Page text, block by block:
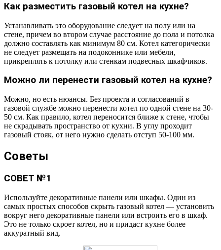
Как разместить газовый котел на кухне?
Устанавливать это оборудование следует на полу или на
стене, причем во втором случае расстояние до пола и потолка
должно составлять как минимум 80 см. Котел категорически
не следует размещать на подоконнике или мебели,
прикреплять к потолку или стенкам подвесных шкафчиков.
Можно ли перенести газовый котел на кухне?
Можно, но есть нюансы. Без проекта и согласований в
газовой службе можно перенести котел по одной стене на 30-
50 см. Как правило, котел переносится ближе к стене, чтобы
не скрадывать пространство от кухни. В углу проходит
газовый стояк, от него нужно сделать отступ 50-100 мм.
Советы
СОВЕТ №1
Используйте декоративные панели или шкафы. Один из
самых простых способов скрыть газовый котел — установить
вокруг него декоративные панели или встроить его в шкаф.
Это не только скроет котел, но и придаст кухне более
аккуратный вид.